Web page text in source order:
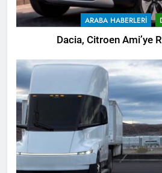
ARABA HABERLERI
Dacia, Citroen Ami’ye